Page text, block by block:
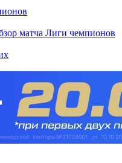
матча Лиги чемпионов